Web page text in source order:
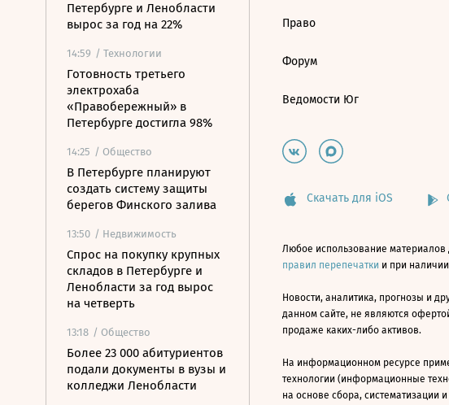
Петербурге и Ленобласти
вырос за год на 22%
14:59 / Технологии
Готовность третьего
электрохаба
«Правобережный» в
Петербурге достигла 98%
14:25 / Общество
В Петербурге планируют
создать систему защиты
берегов Финского залива
13:50 / Недвижимость
Спрос на покупку крупных
складов в Петербурге и
Ленобласти за год вырос
на четверть
13:18 / Общество
Более 23 000 абитуриентов
подали документы в вузы и
колледжи Ленобласти
Право
Форум
Ведомости Юг
Скачать для iOS
Любое использование материалов
правил перепечатки и при
Новости, аналитика, прогнозы и
данном сайте, не являются
продаже каких-либо активов.
На информационном ресурсе
технологии (информационные
на основе сбора, систематизации